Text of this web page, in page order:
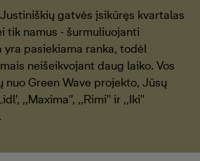
gatvės įsikūręs kvartalas
tik namus - šurmuliuojanti
pasiekiama ranka, todėl
neišeikvojant daug laiko. Vos
nuo Green Wave projekto, Jūsų
,,Maxima'', ,,Rimi'' ir ,,Iki''